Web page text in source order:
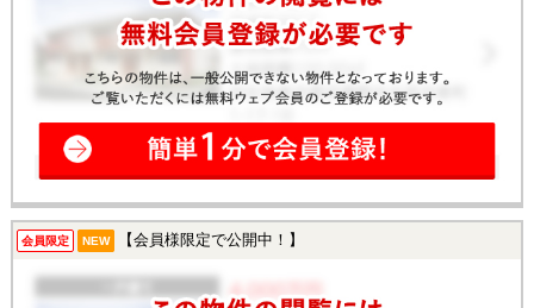
会員限定 NEW 【会員様限定で公開中！】